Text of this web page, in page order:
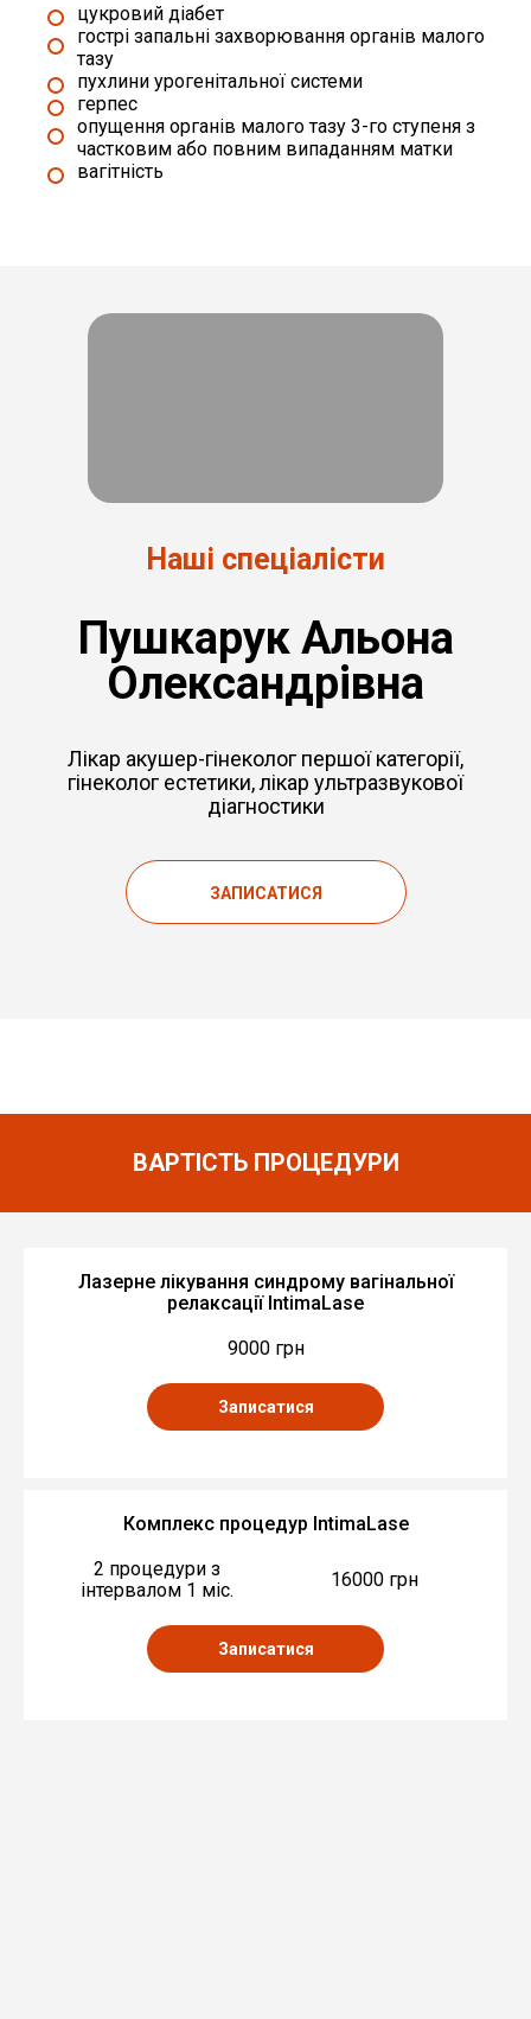
цукровий діабет
гострі запальні захворювання органів малого
тазу
пухлини урогенітальної системи
герпес
опущення органів малого тазу 3-го ступеня з
частковим або повним випаданням матки
вагітність
Наші спеціалісти
Пушкарук Альона
Олександрівна
Лікар акушер-гінеколог першої категорії,
гінеколог естетики, лікар ультразвукової
діагностики
ЗАПИСАТИСЯ
ВАРТІСТЬ ПРОЦЕДУРИ
Лазерне лікування синдрому вагінальної
релаксації IntimaLase
9000 грн
Записатися
Комплекс процедур IntimaLase
2 процедури з
інтервалом 1 міс.
16000 грн
Записатися